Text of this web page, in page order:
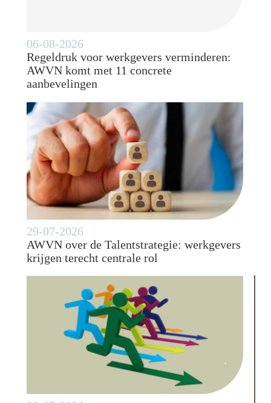
06-08-2026
Regeldruk voor werkgevers verminderen:
AWVN komt met 11 concrete
aanbevelingen
29-07-2026
AWVN over de Talentstrategie: werkgevers
krijgen terecht centrale rol